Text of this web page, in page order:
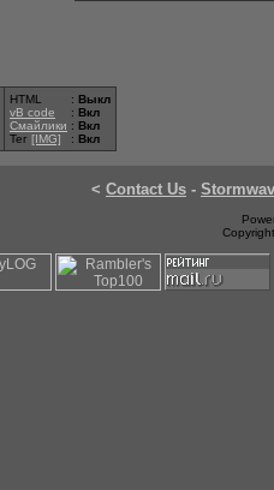
HTML
vB code
Смайлики
Тег [IMG]
: Выкл
: Вкл
: Вкл
: Вкл
< Contact Us -